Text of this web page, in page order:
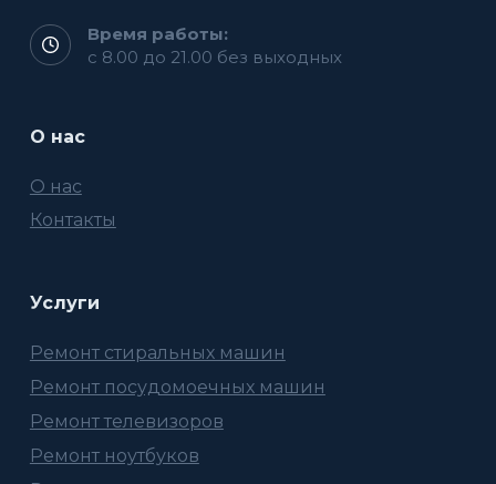
Время работы:
с 8.00 до 21.00 без выходных
О нас
О нас
Контакты
Услуги
Ремонт стиральных машин
Ремонт посудомоечных машин
Ремонт телевизоров
Ремонт ноутбуков